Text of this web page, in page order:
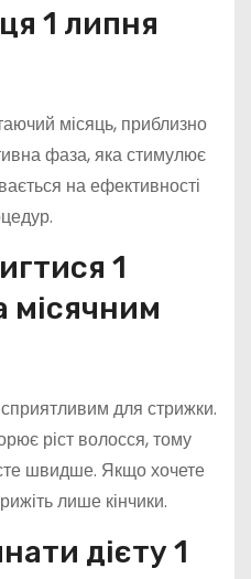
1 липня
місяць, приблизно
фаза, яка стимулює
на ефективності
1
місячним
для стрижки.
ріст волосся, тому
швидше. Якщо хочете
лише кінчики.
дієту 1